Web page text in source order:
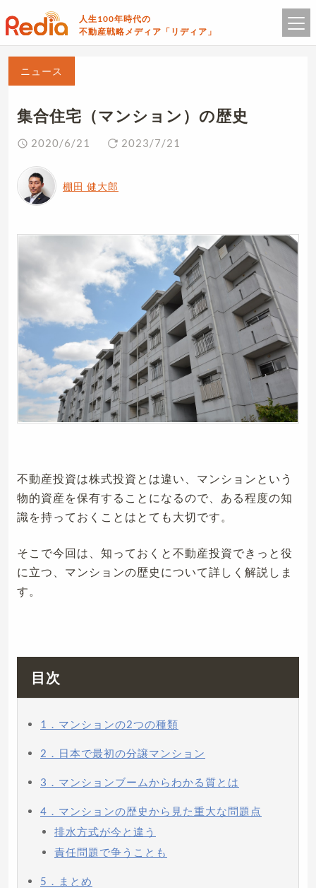
人生100年時代の
不動産戦略メディア「リディア」
ニュース
集合住宅（マンション）の歴史
2020/6/21 2023/7/21
棚田 健大郎
不動産投資は株式投資とは違い、マンションという
物的資産を保有することになるので、ある程度の知
識を持っておくことはとても大切です。
そこで今回は、知っておくと不動産投資できっと役
に立つ、マンションの歴史について詳しく解説しま
す。
目次
1．マンションの2つの種類
2．日本で最初の分譲マンション
3．マンションブームからわかる質とは
4．マンションの歴史から見た重大な問題点
排水方式が今と違う
責任問題で争うことも
5．まとめ